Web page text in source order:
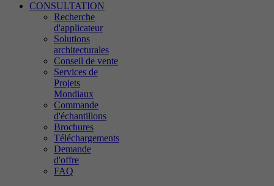
CONSULTATION
Recherche
d'applicateur
Solutions
architecturales
Conseil de vente
Services de
Projets
Mondiaux
Commande
d'échantillons
Brochures
Téléchargements
Demande
d'offre
FAQ